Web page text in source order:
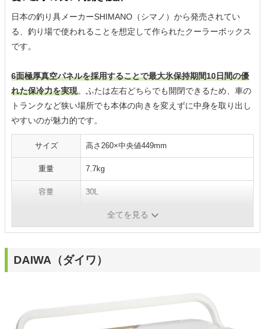
日本の釣り具メーカーSHIMANO（シマノ）から発売されてい
る、釣り場で使われることを想定して作られたクーラーボックス
です。
6面極厚真空パネルを採用することで最大氷保持期間10日間の優
れた保冷力を実現。ふたは左右どちらでも開閉できるため、車の
トランクなど狭い場所でも本体の向きを変えずに中身を取り出し
やすいのが魅力的です。
サイズ 高さ260×中央値449mm
重量 7.7kg
容量 30L
6面極厚真空パネル、発泡ウレタン
全てを見る
DAIWA（ダイワ）